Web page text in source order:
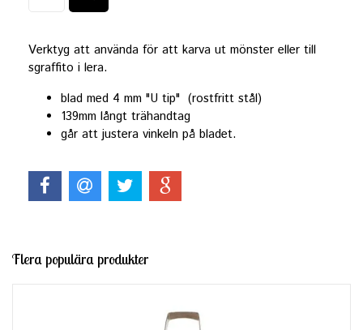
Verktyg att använda för att karva ut mönster eller till
sgraffito i lera.
blad med 4 mm "U tip" (rostfritt stål)
139mm långt trähandtag
går att justera vinkeln på bladet.
Flera populära produkter